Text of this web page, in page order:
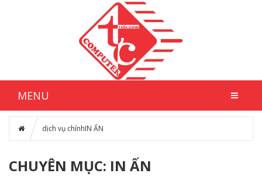
MENU
dịch vụ chínhIN ẤN
CHUYÊN MỤC: IN ẤN